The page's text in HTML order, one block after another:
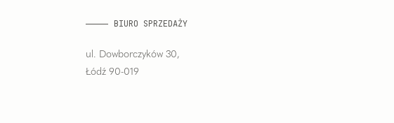
BIURO SPRZEDAŻY
ul. Dowborczyków 30,
Łódź 90-019